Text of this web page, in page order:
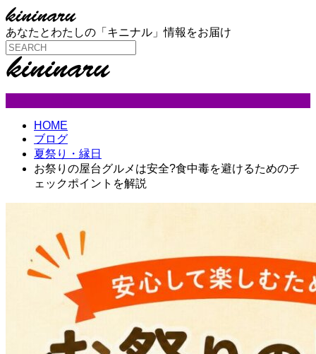
あなたとわたしの「キニナル」情報をお届け
HOME
ブログ
夏祭り・縁日
お祭りの屋台グルメは安全?食中毒を避けるためのチ
ェックポイントを解説